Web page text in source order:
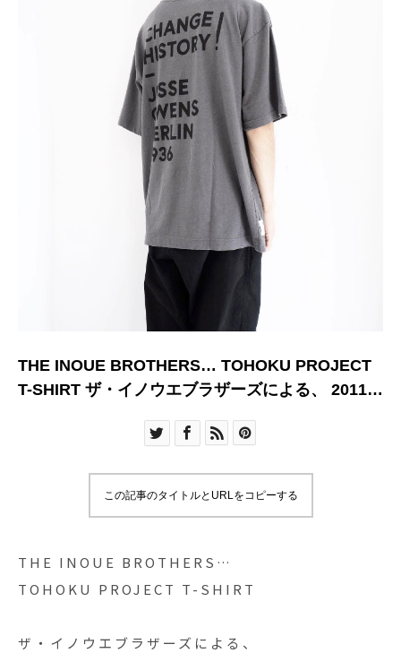
THE INOUE BROTHERS… TOHOKU PROJECT
T-SHIRT ザ・イノウエブラザーズによる、 2011年
この記事のタイトルとURLをコピーする
THE INOUE BROTHERS…
TOHOKU PROJECT T-SHIRT
ザ・イノウエブラザーズによる、